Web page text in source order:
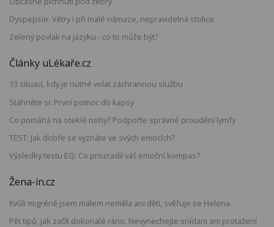
Dyspepsie: Větry i při malé námaze, nepravidelná stolice
Zelený povlak na jazyku - co to může být?
Články uLékaře.cz
13 situací, kdy je nutné volat záchrannou službu
Stáhněte si: První pomoc do kapsy
Co pomáhá na oteklé nohy? Podpořte správné proudění lymfy
TEST: Jak dobře se vyznáte ve svých emocích?
Výsledky testu EQ: Co prozradil váš emoční kompas?
Žena-in.cz
Kvůli migréně jsem málem neměla ani děti, svěřuje se Helena
Pět tipů, jak začít dokonalé ráno. Nevynechejte snídani ani protažení